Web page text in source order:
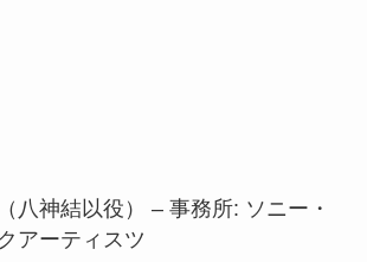
八神結以役） – 事務所: ソニー・
アーティスツ